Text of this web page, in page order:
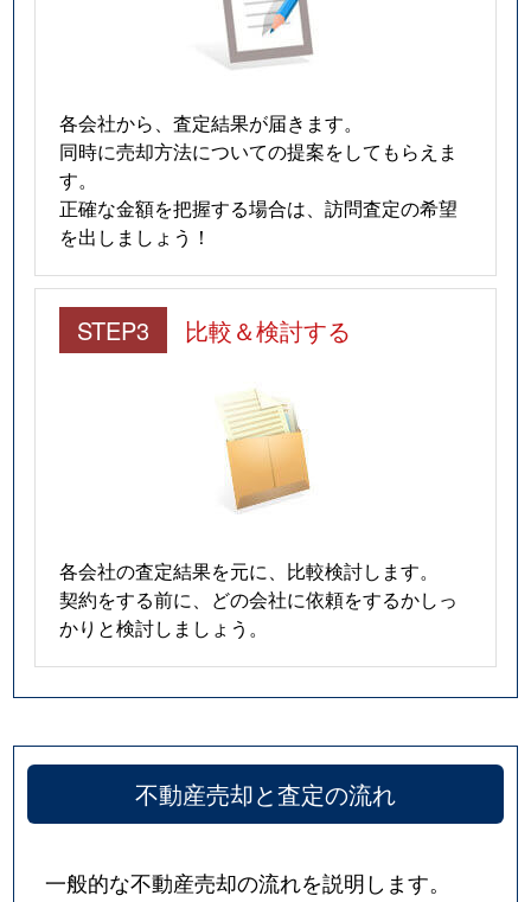
各会社から、査定結果が届きます。
同時に売却方法についての提案をしてもらえま
す。
正確な金額を把握する場合は、訪問査定の希望
を出しましょう！
STEP3 比較＆検討する
各会社の査定結果を元に、比較検討します。
契約をする前に、どの会社に依頼をするかしっ
かりと検討しましょう。
不動産売却と査定の流れ
一般的な不動産売却の流れを説明します。